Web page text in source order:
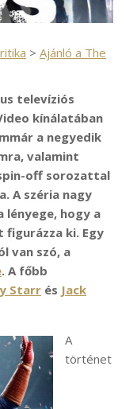
> Ajánló a The
televíziós
kínálatában
a negyedik
valamint
off sorozattal
A széria nagy
lényege, hogy a
figurázza ki. Egy
van szó, a
. A főbb
Starr és Jack
A
történet